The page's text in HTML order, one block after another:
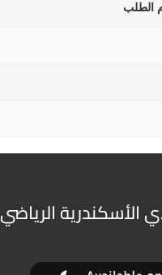
الطلب
الأسكندرية الرياضي